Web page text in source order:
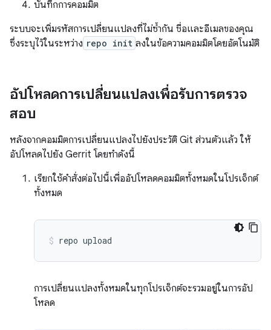
บันทึกการคอมมิต
ระบบจะเพิ่มรหัสการเปลี่ยนแปลงที่ไม่ซ้ำกัน ชื่อและอีเมลของคุณ
ซึ่งระบุไว้ในระหว่าง repo init ลงในข้อความคอมมิตโดยอัตโนมัติ
อัปโหลดการเปลี่ยนแปลงเพื่อรับการตรวจ
สอบ
หลังจากคอมมิตการเปลี่ยนแปลงไปยังประวัติ Git ส่วนตัวแล้ว ให้
อัปโหลดไปยัง Gerrit โดยทำดังนี้
เรียกใช้คำสั่งต่อไปนี้เพื่ออัปโหลดคอมมิตทั้งหมดในโปรเจ็กต์
ทั้งหมด
repo upload
การเปลี่ยนแปลงทั้งหมดในทุกโปรเจ็กต์จะรวมอยู่ในการอัป
โหลด